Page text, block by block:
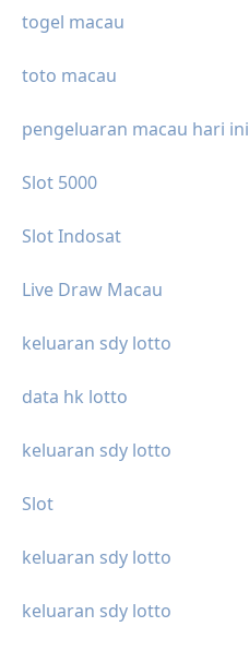
togel macau
toto macau
pengeluaran macau hari ini
Slot 5000
Slot Indosat
Live Draw Macau
keluaran sdy lotto
data hk lotto
keluaran sdy lotto
Slot
keluaran sdy lotto
keluaran sdy lotto